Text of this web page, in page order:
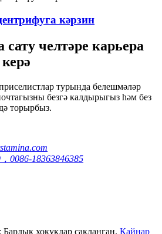
кәрзин
сату челтәре карьера
турында белешмәләр
безгә калдырыгыз һәм без
торырбыз.
0086-18363846385
хокуклар сакланган. Кайнар